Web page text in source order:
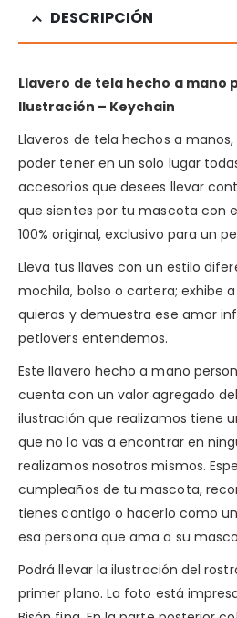
DESCRIPCIÓN
Llavero de tela hecho a mano
Ilustración – Keychain
Llaveros de tela hechos a
poder tener en un solo lugar
accesorios que desees llevar
que sientes por tu mascota con
100% original, exclusivo para un
Lleva tus llaves con un estilo
mochila, bolso o cartera; exhibe
quieras y demuestra ese amor
petlovers entendemos.
Este llavero hecho a mano
cuenta con un valor agregado
ilustración que realizamos tiene
que no lo vas a encontrar en
realizamos nosotros mismos.
cumpleaños de tu mascota,
tienes contigo o hacerlo como
esa persona que ama a su
Podrá llevar la ilustración del
primer plano. La foto está